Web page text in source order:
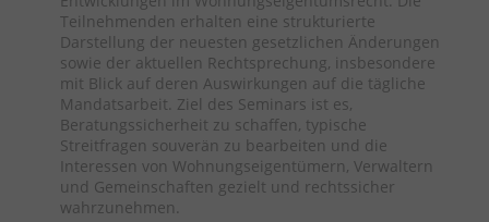
Teilnehmenden erhalten eine strukturierte
Darstellung der neuesten gesetzlichen Änderungen
sowie der aktuellen Rechtsprechung, insbesondere
mit Blick auf deren Auswirkungen auf die tägliche
Mandatsarbeit. Ziel des Seminars ist es,
Beratungssicherheit zu schaffen, typische
Streitfragen souverän zu bearbeiten und die
Interessen von Wohnungseigentümern, Verwaltern
und Gemeinschaften gezielt und rechtssicher
wahrzunehmen.